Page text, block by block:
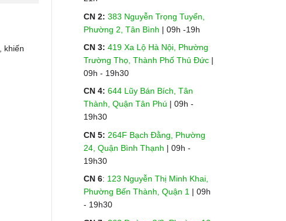
, khiến
CN 2: 383 Nguyễn Trọng Tuyển,
Phường 2, Tân Bình | 09h -19h
CN 3: 419 Xa Lộ Hà Nội, Phường
Trường Thọ, Thành Phố Thủ Đức|
09h - 19h30
CN 4: 644 Lũy Bán Bích, Tân
Thành, Quận Tân Phú | 09h -
19h30
CN 5: 264F Bạch Đằng, Phường
24, Quận Bình Thạnh | 09h -
19h30
CN 6: 123 Nguyễn Thị Minh Khai,
Phường Bến Thành, Quận 1 | 09h
- 19h30